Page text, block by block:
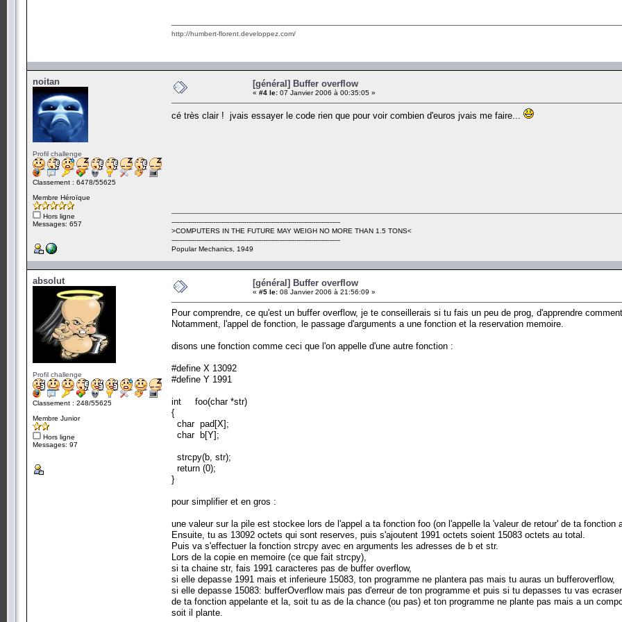
http://humbert-florent.developpez.com/
noitan
Profil challenge
Classement : 6478/55625
Membre Héroïque
Hors ligne
Messages: 657
[général] Buffer overflow
« #4 le: 07 Janvier 2006 à 00:35:05 »
cé très clair ! jvais essayer le code rien que pour voir combien d'euros jvais me faire...
---------------------------------------------------------------------------------
>COMPUTERS IN THE FUTURE MAY WEIGH NO MORE THAN 1.5 TONS<
---------------------------------------------------------------------------------
Popular Mechanics, 1949
absolut
Profil challenge
Classement : 248/55625
Membre Junior
Hors ligne
Messages: 97
[général] Buffer overflow
« #5 le: 08 Janvier 2006 à 21:56:09 »
Pour comprendre, ce qu'est un buffer overflow, je te conseillerais si tu fais un peu de prog, d'apprendre
Notamment, l'appel de fonction, le passage d'arguments a une fonction et la reservation memoire.
disons une fonction comme ceci que l'on appelle d'une autre fonction :
#define X 13092
#define Y 1991
int foo(char *str)
{
char pad[X];
char b[Y];
strcpy(b, str);
return (0);
}
pour simplifier et en gros :
une valeur sur la pile est stockee lors de l'appel a ta fonction foo (on l'appelle la 'valeur de retour' de ta fonction
Ensuite, tu as 13092 octets qui sont reserves, puis s'ajoutent 1991 octets soient 15083 octets au total.
Puis va s'effectuer la fonction strcpy avec en arguments les adresses de b et str.
Lors de la copie en memoire (ce que fait strcpy),
si ta chaine str, fais 1991 caracteres pas de buffer overflow,
si elle depasse 1991 mais et inferieure 15083, ton programme ne plantera pas mais tu auras un bufferoverflow,
si elle depasse 15083: bufferOverflow mais pas d'erreur de ton programme et puis si tu depasses tu vas
de ta fonction appelante et la, soit tu as de la chance (ou pas) et ton programme ne plante pas mais a un
soit il plante.